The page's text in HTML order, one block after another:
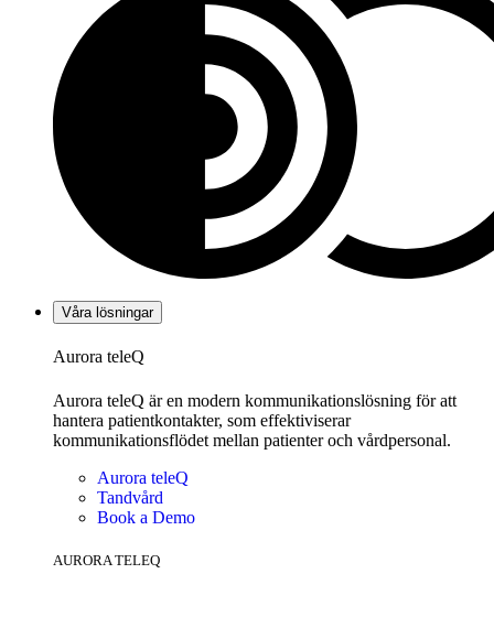
Våra lösningar
Aurora teleQ
Aurora teleQ är en modern kommunikationslösning för att
hantera patientkontakter, som effektiviserar
kommunikationsflödet mellan patienter och vårdpersonal.
Aurora teleQ
Tandvård
Book a Demo
AURORA TELEQ